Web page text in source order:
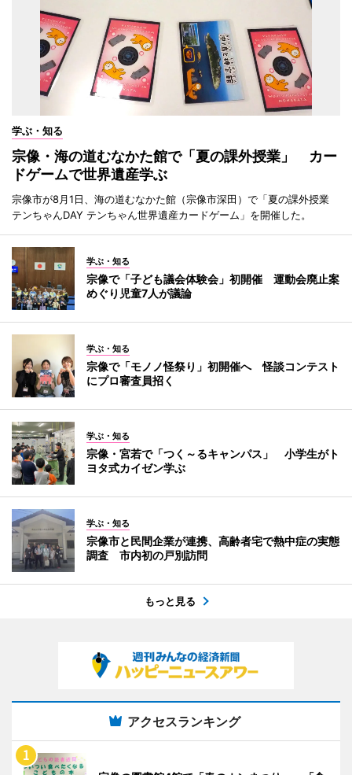
学ぶ・知る
宗像・海の道むなかた館で「夏の課外授業」 カー
ドゲームで世界遺産学ぶ
宗像市が8月1日、海の道むなかた館（宗像市深田）で「夏の課外授業
テンちゃんDAY テンちゃん世界遺産カードゲーム」を開催した。
学ぶ・知る
宗像で「子ども議会体験会」初開催 運動会廃止案
めぐり児童7人が議論
学ぶ・知る
宗像で「モノノ怪祭り」初開催へ 怪談コンテスト
にプロ審査員招く
学ぶ・知る
宗像・宮若で「つく～るキャンパス」 小学生がト
ヨタ式カイゼン学ぶ
学ぶ・知る
宗像市と民間企業が連携、高齢者宅で熱中症の実態
調査 市内初の戸別訪問
もっと見る
アクセスランキング